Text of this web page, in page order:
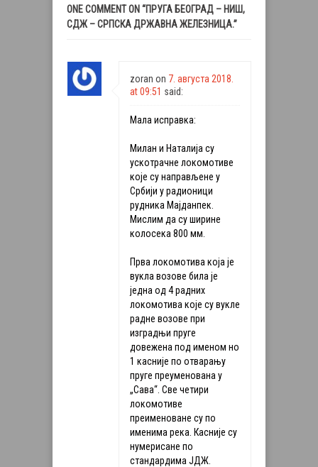
ONE COMMENT ON “ПРУГА БЕОГРАД – НИШ,
СДЖ – СРПСКА ДРЖАВНА ЖЕЛЕЗНИЦА.”
zoran on 7. августа 2018.
at 09:51 said:
Мала исправка:
Милан и Наталија су
ускотрачне локомотиве
које су направљене у
Србији у радионици
рудника Мајданпек.
Мислим да су ширине
колосека 800 мм.
Прва локомотива која је
вукла возове била је
једна од 4 радних
локомотива које су вукле
радне возове при
изградњи пруге
довежена под именом но
1 касније по отварању
пруге преуменована у
„Сава“. Све четири
локомотиве
преименоване су по
именима река. Касније су
нумерисане по
стандардима ЈДЖ.